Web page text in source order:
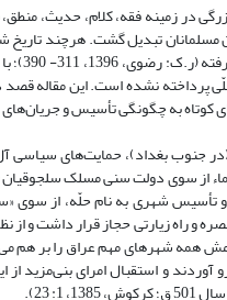
در زمینه فقه، کلام، حدیث،
مسلمانان تبدیل گشت. هرچند
سال‌های
نشده است. این مقاله
کوتاه به چگونگی تأسیس و
جنوب بغداد)، حمایت‌های سیاسی
و راه زیارتی حجاز قرار داشت و
همه شهرهای مهم عراق را بر هم
شهر رو آوردند و استقبال امرای